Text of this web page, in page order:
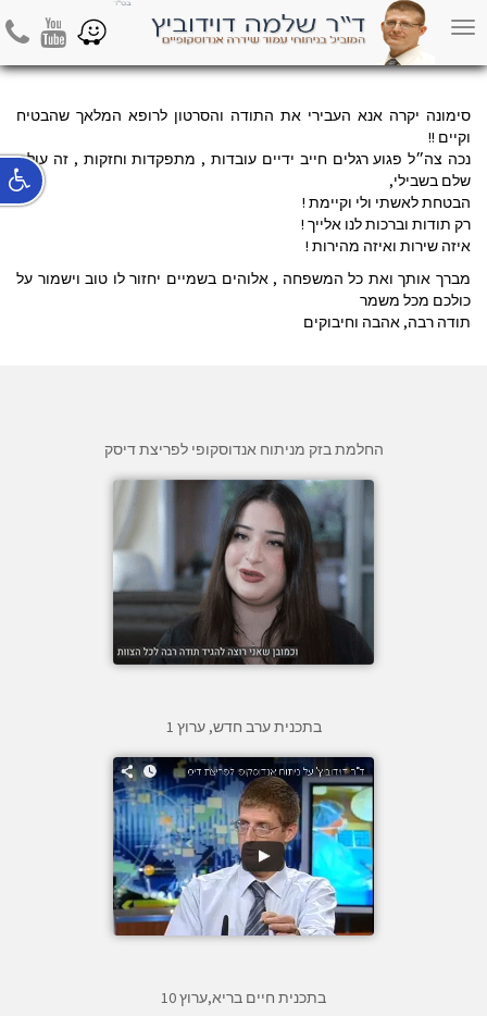
Toggle
navigation
Youtube Waze משה אזן
סימונה יקרה אנא העבירי את התודה והסרטון לרופא המלאך שהבטיח
וקיים !!
נכה צה״ל פגוע רגלים חייב ידיים עובדות , מתפקדות וחזקות , זה עולם
שלם בשבילי,
הבטחת לאשתי ולי וקיימת !
רק תודות וברכות לנו אלייך !
איזה שירות ואיזה מהירות !
מברך אותך ואת כל המשפחה , אלוהים בשמיים יחזור לו טוב וישמור על
כולכם מכל משמר
תודה רבה, אהבה וחיבוקים
החלמת בזק מניתוח אנדוסקופי לפריצת דיסק
בתכנית ערב חדש, ערוץ 1
בתכנית חיים בריא,ערוץ 10